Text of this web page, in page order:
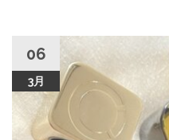
06
3月